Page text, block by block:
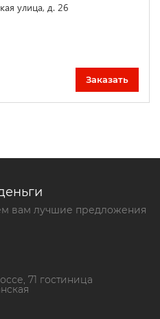
улица, д. 26
Заказать
вам лучшие предложения
71 гостиница